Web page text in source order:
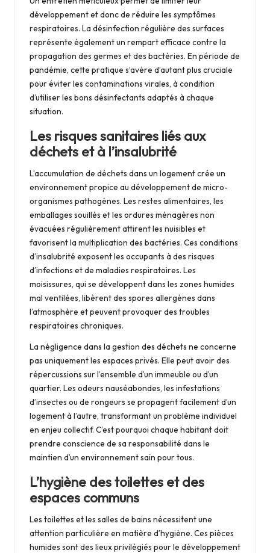
développement et donc de réduire les symptômes
respiratoires. La désinfection régulière des surfaces
représente également un rempart efficace contre la
propagation des germes et des bactéries. En période de
pandémie, cette pratique s’avère d’autant plus cruciale
pour éviter les contaminations virales, à condition
d’utiliser les bons désinfectants adaptés à chaque
situation.
Les risques sanitaires liés aux
déchets et à l’insalubrité
L’accumulation de déchets dans un logement crée un
environnement propice au développement de micro-
organismes pathogènes. Les restes alimentaires, les
emballages souillés et les ordures ménagères non
évacuées régulièrement attirent les nuisibles et
favorisent la multiplication des bactéries. Ces conditions
d’insalubrité exposent les occupants à des risques
d’infections et de maladies respiratoires. Les
moisissures, qui se développent dans les zones humides
mal ventilées, libèrent des spores allergènes dans
l’atmosphère et peuvent provoquer des troubles
respiratoires chroniques.
La négligence dans la gestion des déchets ne concerne
pas uniquement les espaces privés. Elle peut avoir des
répercussions sur l’ensemble d’un immeuble ou d’un
quartier. Les odeurs nauséabondes, les infestations
d’insectes ou de rongeurs se propagent facilement d’un
logement à l’autre, transformant un problème individuel
en enjeu collectif. C’est pourquoi chaque habitant doit
prendre conscience de sa responsabilité dans le
maintien d’un environnement sain pour tous.
L’hygiène des toilettes et des
espaces communs
Les toilettes et les salles de bains nécessitent une
attention particulière en matière d’hygiène. Ces pièces
humides sont des lieux privilégiés pour le développement